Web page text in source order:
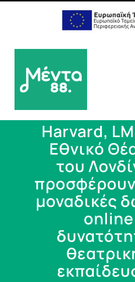
Harvard,
Εθνικό
του
μοναδικές
online